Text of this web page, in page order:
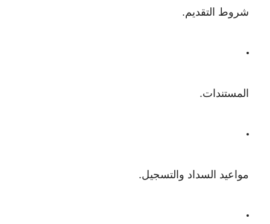
شروط التقديم.
المستندات.
مواعيد السداد والتسجيل.